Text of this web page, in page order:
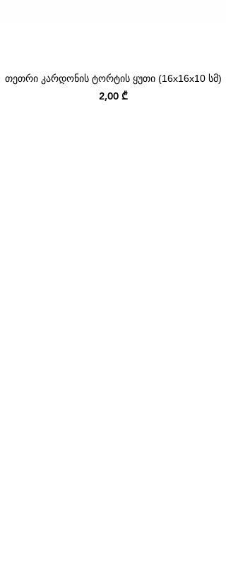
თეთრი კარდონის ტორტის ყუთი (16x16x10 სმ)
Price
2,00 ₾